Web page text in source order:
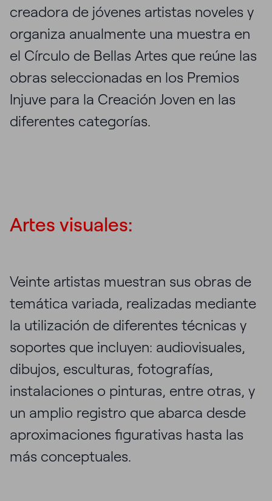
creadora de jóvenes artistas noveles y
organiza anualmente una muestra en
el Círculo de Bellas Artes que reúne las
obras seleccionadas en los Premios
Injuve para la Creación Joven en las
diferentes categorías.
Artes visuales:
Veinte artistas muestran sus obras de
temática variada, realizadas mediante
la utilización de diferentes técnicas y
soportes que incluyen: audiovisuales,
dibujos, esculturas, fotografías,
instalaciones o pinturas, entre otras, y
un amplio registro que abarca desde
aproximaciones figurativas hasta las
más conceptuales.